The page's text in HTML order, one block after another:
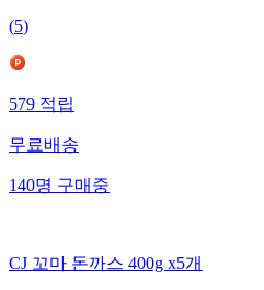
(5)
579 적립
무료배송
140명 구매중
CJ 꼬마 돈까스 400g x5개